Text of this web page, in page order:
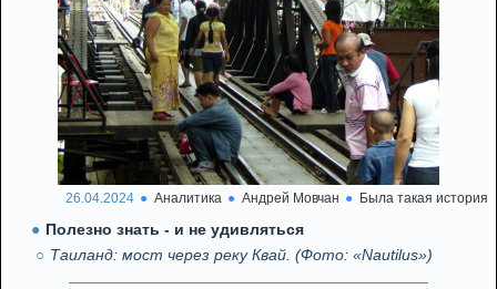
26.04.2024 Аналитика Андрей Мовчан Была такая история
Полезно знать - и не удивляться
Таиланд: мост через реку Квай. (Фото: «Nautilus»)